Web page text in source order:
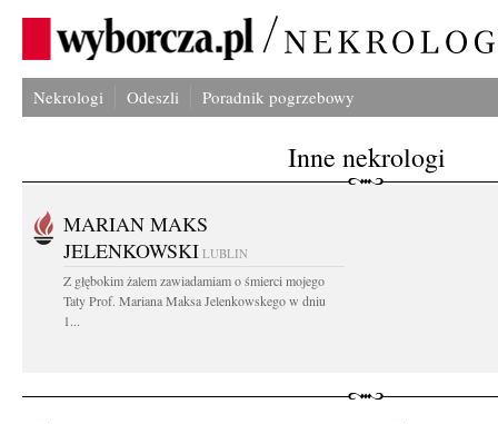
Nekrologi Odeszli Poradnik pogrzebowy
Inne nekrologi
MARIAN MAKS
JELENKOWSKI LUBLIN
Z głębokim żalem zawiadamiam o śmierci mojego
Taty Prof. Mariana Maksa Jelenkowskego w dniu
1...